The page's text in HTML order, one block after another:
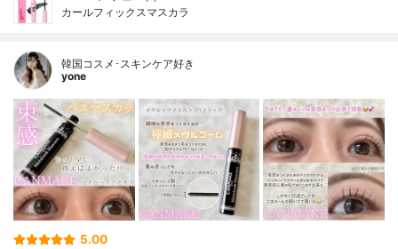
カールフィックスマスカラ
韓国コスメ･スキンケア好き
yone
5.00